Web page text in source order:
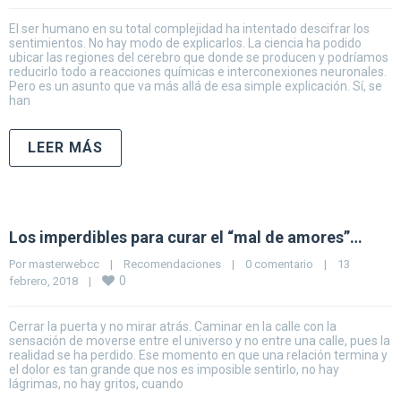
El ser humano en su total complejidad ha intentado descifrar los
sentimientos. No hay modo de explicarlos. La ciencia ha podido
ubicar las regiones del cerebro que donde se producen y podríamos
reducirlo todo a reacciones químicas e interconexiones neuronales.
Pero es un asunto que va más allá de esa simple explicación. Sí, se
han
LEER MÁS
Los imperdibles para curar el “mal de amores”…
Por masterwebcc | Recomendaciones | 0 comentario |
13
febrero, 2018 | 0
Cerrar la puerta y no mirar atrás. Caminar en la calle con la
sensación de moverse entre el universo y no entre una calle, pues la
realidad se ha perdido. Ese momento en que una relación termina y
el dolor es tan grande que nos es imposible sentirlo, no hay
lágrimas, no hay gritos, cuando